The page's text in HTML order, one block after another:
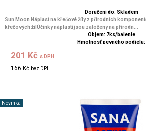
Doručení do: Skladem
Sun Moon Náplast na křečové žíly z přírodních
křečových žilÚčinky náplastí jsou založeny na přírodn...
Objem: 7ks/balenie
Hmotnosť pevného podielu:
201 Kč s DPH
166 Kč bez DPH
Novinka